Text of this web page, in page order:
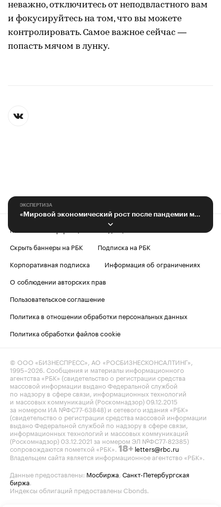
неважно, отключитесь от неподвластного вам
и фокусируйтесь на том, что вы можете
контролировать. Самое важное сейчас —
попасть мячом в лунку.
ЭКСПЕРТИЗА
«Мировой экономический рост после пандемии может начаться с России»
Контактная информация
Скрыть баннеры на РБК
Подписка на РБК
Корпоративная подписка
Информация об ограничениях
О соблюдении авторских прав
Пользовательское соглашение
Политика в отношении обработки персональных данных
Политика обработки файлов cookie
© ООО «БИЗНЕСПРЕСС», АО «РОСБИЗНЕСКОНСАЛТИНГ»,
1995–2026. Сообщения и материалы информационного
агентства «РБК» (свидетельство о регистрации средства
массовой информации выдано Федеральной службой
по надзору в сфере связи, информационных технологий
и массовых коммуникаций (Роскомнадзор) 09.12.2015
за номером ИА №ФС77-63848) и сетевого издания «РБК»
(свидетельство о регистрации средства массовой информации
выдано Федеральной службой по надзору в сфере связи,
информационных технологий и массовых коммуникаций
(Роскомнадзор) 03.12.2021 за номером ЭЛ №ФС77-82385)
сопровождаются пометкой «РБК». 18+ letters@rbc.ru
Владельцем сайта является информационное агентство «РБК».
Данные предоставлены: Мосбиржа, Санкт-Петербургская
биржа.
Индексы облигаций предоставлены Cbonds.